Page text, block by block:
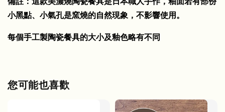
小黑點、小氣孔是窯燒的自然現象，不影響使用。
每個手工製陶瓷餐具的大小及釉色略有不同
您可能也喜歡